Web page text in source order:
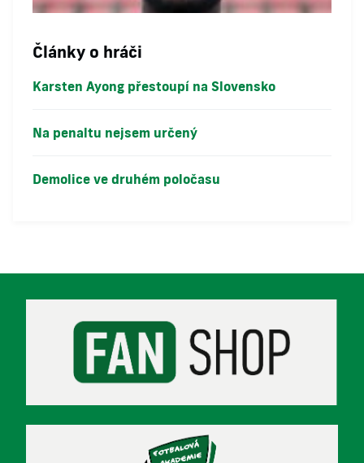
Články o hráči
Karsten Ayong přestoupí na Slovensko
Na penaltu nejsem určený
Demolice ve druhém poločasu